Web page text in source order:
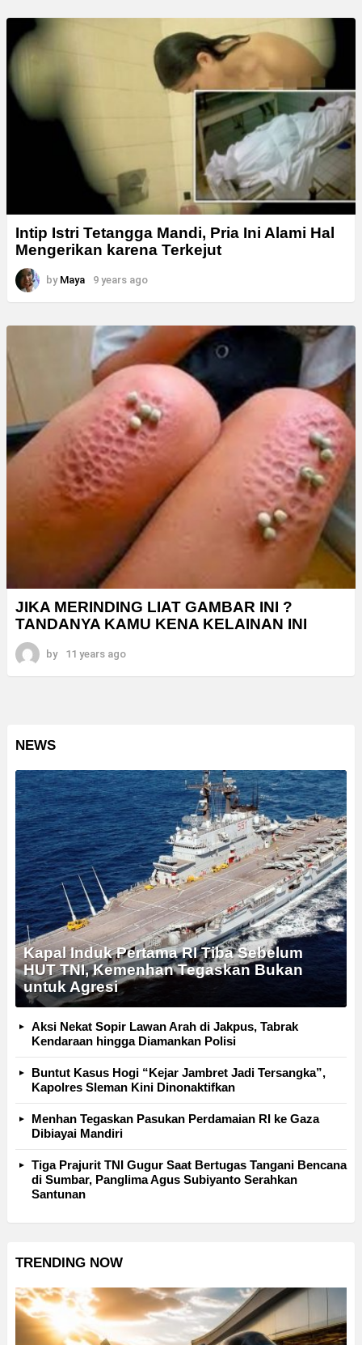
Intip Istri Tetangga Mandi, Pria Ini Alami Hal
Mengerikan karena Terkejut
by Maya 9 years ago
JIKA MERINDING LIAT GAMBAR INI ?
TANDANYA KAMU KENA KELAINAN INI
by 11 years ago
NEWS
Kapal Induk Pertama RI Tiba Sebelum
HUT TNI, Kemenhan Tegaskan Bukan
untuk Agresi
Aksi Nekat Sopir Lawan Arah di Jakpus, Tabrak
Kendaraan hingga Diamankan Polisi
Buntut Kasus Hogi “Kejar Jambret Jadi Tersangka”,
Kapolres Sleman Kini Dinonaktifkan
Menhan Tegaskan Pasukan Perdamaian RI ke Gaza
Dibiayai Mandiri
Tiga Prajurit TNI Gugur Saat Bertugas Tangani Bencana
di Sumbar, Panglima Agus Subiyanto Serahkan
Santunan
TRENDING NOW